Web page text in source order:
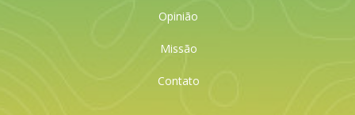
Opinião
Missão
Contato